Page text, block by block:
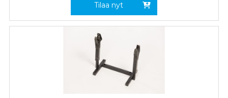
Tilaa nyt